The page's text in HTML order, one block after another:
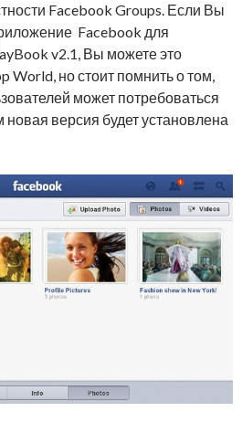
Facebook Groups. Если Вы
Facebook для
v2.1, Вы можете это
World, но стоит помнить о том,
может потребоваться
версия будет установлена